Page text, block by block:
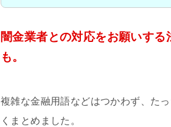
闇金業者との対応をお願いす
も。
複雑な金融用語などはつかわず、た
くまとめました。